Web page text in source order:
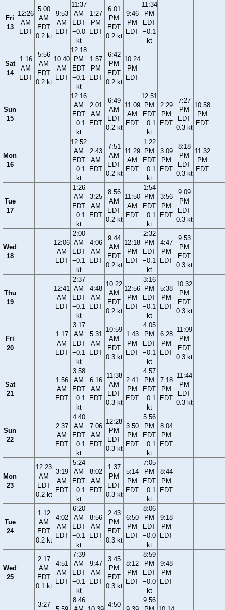
Fri
13
12:26
AM
EDT
5:00
AM
EDT
0.2 kt
9:53
AM
EDT
11:37
AM
EDT
−0.0
kt
1:27
PM
EDT
6:01
PM
EDT
0.2 kt
9:46
PM
EDT
11:34
PM
EDT
−0.1
kt
Sat
14
1:16
AM
EDT
5:56
AM
EDT
0.2 kt
10:40
AM
EDT
12:18
PM
EDT
−0.1
kt
1:57
PM
EDT
6:42
PM
EDT
0.2 kt
10:24
PM
EDT
Sun
15
12:16
AM
EDT
−0.1
kt
2:01
AM
EDT
6:49
AM
EDT
0.2 kt
11:09
AM
EDT
12:51
PM
EDT
−0.1
kt
2:29
PM
EDT
7:27
PM
EDT
0.3 kt
10:58
PM
EDT
Mon
16
12:52
AM
EDT
−0.1
kt
2:43
AM
EDT
7:51
AM
EDT
0.2 kt
11:29
AM
EDT
1:22
PM
EDT
−0.1
kt
3:09
PM
EDT
8:18
PM
EDT
0.3 kt
11:32
PM
EDT
Tue
17
1:26
AM
EDT
−0.1
kt
3:25
AM
EDT
8:56
AM
EDT
0.2 kt
11:50
AM
EDT
1:54
PM
EDT
−0.1
kt
3:56
PM
EDT
9:09
PM
EDT
0.3 kt
Wed
18
12:06
AM
EDT
2:00
AM
EDT
−0.1
kt
4:06
AM
EDT
9:44
AM
EDT
0.2 kt
12:18
PM
EDT
2:32
PM
EDT
−0.1
kt
4:47
PM
EDT
9:53
PM
EDT
0.3 kt
Thu
19
12:41
AM
EDT
2:37
AM
EDT
−0.1
kt
4:48
AM
EDT
10:22
AM
EDT
0.2 kt
12:56
PM
EDT
3:16
PM
EDT
−0.1
kt
5:38
PM
EDT
10:32
PM
EDT
0.3 kt
Fri
20
1:17
AM
EDT
3:17
AM
EDT
−0.1
kt
5:31
AM
EDT
10:59
AM
EDT
0.3 kt
1:43
PM
EDT
4:05
PM
EDT
−0.1
kt
6:28
PM
EDT
11:09
PM
EDT
0.3 kt
Sat
21
1:56
AM
EDT
3:58
AM
EDT
−0.1
kt
6:16
AM
EDT
11:38
AM
EDT
0.3 kt
2:41
PM
EDT
4:57
PM
EDT
−0.1
kt
7:18
PM
EDT
11:44
PM
EDT
0.3 kt
Sun
22
2:37
AM
EDT
4:40
AM
EDT
−0.1
kt
7:06
AM
EDT
12:28
PM
EDT
0.3 kt
3:50
PM
EDT
5:56
PM
EDT
−0.1
kt
8:04
PM
EDT
Mon
23
12:23
AM
EDT
0.2 kt
3:19
AM
EDT
5:24
AM
EDT
−0.1
kt
8:02
AM
EDT
1:37
PM
EDT
0.3 kt
5:14
PM
EDT
7:05
PM
EDT
−0.1
kt
8:44
PM
EDT
Tue
24
1:12
AM
EDT
0.2 kt
4:02
AM
EDT
6:20
AM
EDT
−0.1
kt
8:56
AM
EDT
2:43
PM
EDT
0.3 kt
6:50
PM
EDT
8:06
PM
EDT
−0.0
kt
9:18
PM
EDT
Wed
25
2:17
AM
EDT
0.1 kt
4:51
AM
EDT
7:39
AM
EDT
−0.1
kt
9:47
AM
EDT
3:45
PM
EDT
0.3 kt
8:12
PM
EDT
8:59
PM
EDT
−0.0
kt
9:48
PM
EDT
3:27
8:46
4:50
9:56